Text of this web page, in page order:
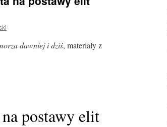
dawniej i dziś, materiały z
na postawy elit